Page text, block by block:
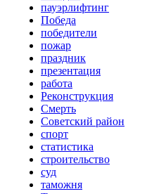
пауэрлифтинг
Победа
победители
пожар
праздник
презентация
работа
Реконструкция
Смерть
Советский район
спорт
статистика
строительство
суд
таможня